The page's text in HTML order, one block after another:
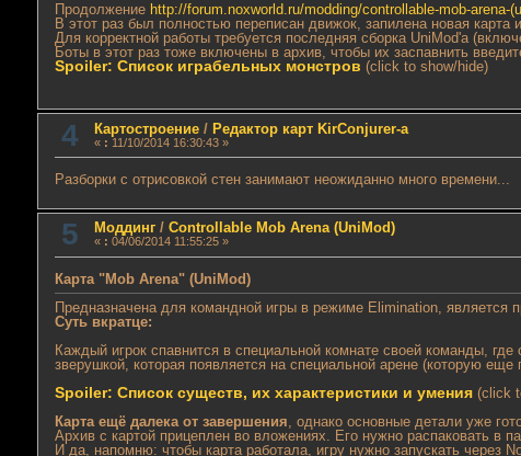
Продолжение http://forum.noxworld.ru/modding/controllable-mob-arena-
В этот раз был полностью переписан движок, запилена новая карта
Для корректной работы требуется последняя сборка UniMod'a
Боты в этот раз тоже включены в архив, чтобы их заспавнить
Spoiler: Список играбельных монстров (click to show/hide)
4 Картостроение/ Редактор карт KirConjurer-а
« : 11/10/2014 16:30:43 »
Разборки с отрисовкой стен занимают неожиданно много времени...
5 Моддинг/ Controllable Mob Arena (UniMod)
« : 04/06/2014 11:55:25 »
Карта "Mob Arena" (UniMod)
Предназначена для командной игры в режиме Elimination, является
Суть вкратце:
Каждый игрок спавнится в специальной комнате своей команды,
зверушкой, которая появляется на специальной арене (которую
Spoiler: Список существ, их характеристики и умения (click
Карта ещё далека от завершения, однако основные детали уже
Архив с картой прицеплен во вложениях. Его нужно распаковать в
И да, напомню: чтобы карта работала, игру нужно запускать через